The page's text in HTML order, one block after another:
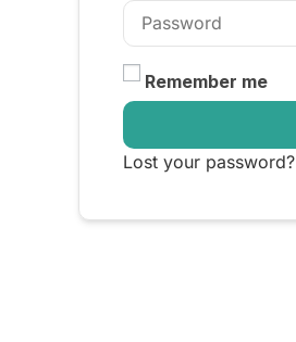
Remember me
Lost your password?